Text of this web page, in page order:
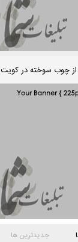
از چوب سوخته در کویت
جدیدترین ها